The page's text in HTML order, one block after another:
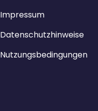
Impressum
Datenschutzhinweise
Nutzungsbedingungen